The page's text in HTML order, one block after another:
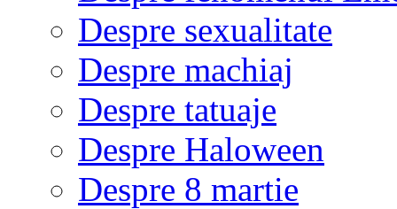
Despre sexualitate
Despre machiaj
Despre tatuaje
Despre Haloween
Despre 8 martie